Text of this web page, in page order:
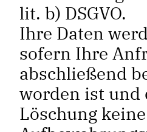
lit. b) DSGVO.
Ihre Daten
sofern Ihre
abschließend
worden ist und
Löschung